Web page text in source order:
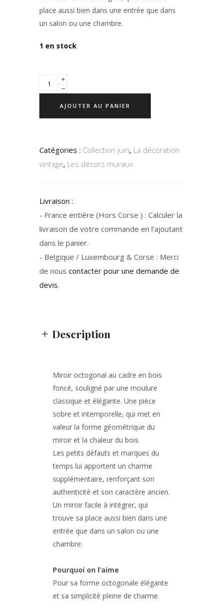
place aussi bien dans une entrée que dans
un salon ou une chambre.
1 en stock
AJOUTER AU PANIER
Catégories : Collection juin, La décoration
vintage, Les décors muraux
Livraison :
- France entière (Hors Corse ) : Calculer la
livraison de votre commande en l’ajoutant
dans le panier.
- Belgique / Luxembourg & Corse : Merci
de nous contacter pour une demande de
devis.
Description
Miroir octogonal au cadre en bois
foncé, souligné par une moulure
classique et élégante. Une pièce
sobre et intemporelle, qui met en
valeur la forme géométrique du
miroir et la chaleur du bois.
Les petits défauts et marques du
temps lui apportent un charme
supplémentaire, renforçant son
authenticité et son caractère ancien.
Un miroir facile à intégrer, qui
trouve sa place aussi bien dans une
entrée que dans un salon ou une
chambre.
Pourquoi on l’aime
Pour sa forme octogonale élégante
et sa simplicité pleine de charme.